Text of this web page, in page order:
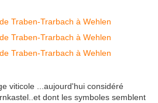
viticole ...aujourd'hui considéré
dont les symboles semblent